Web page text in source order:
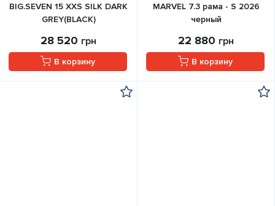
BIG.SEVEN 15 XXS SILK DARK
GREY(BLACK)
28 520 грн
В корзину
MARVEL 7.3 рама - S 2026
черный
22 880 грн
В корзину